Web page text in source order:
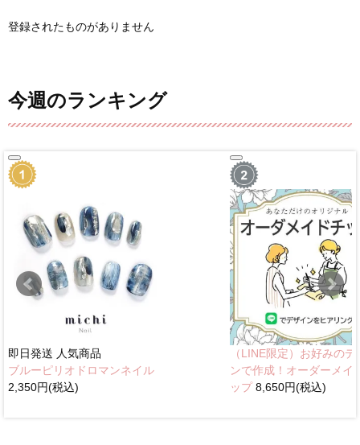
登録されたものがありません
今週のランキング
即日発送 人気商品
ブルーピリオドロマンネイル
2,350円(税込)
（LINE限定）お好みのデ
ンで作成！オーダーメイ
ップ8,650円(税込)